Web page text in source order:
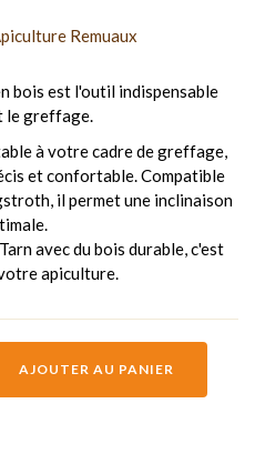
Remuaux
bois est l'outil indispensable
le greffage.
à votre cadre de greffage,
et confortable. Compatible
il permet une inclinaison
avec du bois durable, c'est
apiculture.
AJOUTER AU PANIER